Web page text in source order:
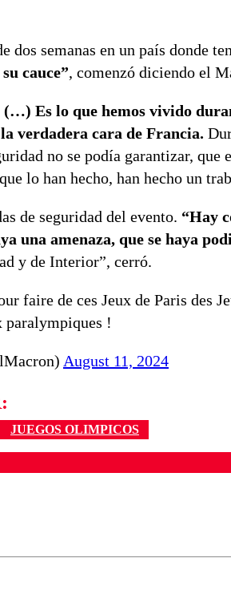
dos semanas en un país donde
cauce”, comenzó diciendo el
(…) Es lo que hemos vivido
verdadera cara de Francia.
no se podía garantizar, que
lo han hecho, han hecho un
de seguridad del evento. “Hay
una amenaza, que se haya
y de Interior”, cerró.
faire de ces Jeux de Paris des
paralympiques !
August 11, 2024
JUEGOS OLIMPICOS